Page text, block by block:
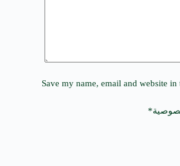
Save my name, email and website
*